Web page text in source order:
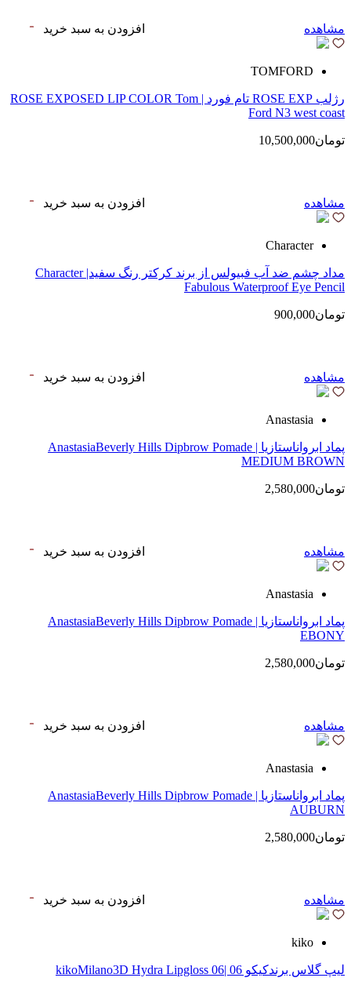
مشاهده افزودن به سبد خرید
TOMFORD
رژلب ROSE EXP تام فورد | ROSE EXPOSED LIP COLOR Tom
Ford N3 west coast
تومان10,500,000
مشاهده افزودن به سبد خرید
Character
مداد چشم ضد آب فبیولس از برند کرکتر رنگ سفید| Character
Fabulous Waterproof Eye Pencil
تومان900,000
مشاهده افزودن به سبد خرید
Anastasia
پماد ابرواناستازیا | AnastasiaBeverly Hills Dipbrow Pomade
MEDIUM BROWN
تومان2,580,000
مشاهده افزودن به سبد خرید
Anastasia
پماد ابرواناستازیا | AnastasiaBeverly Hills Dipbrow Pomade
EBONY
تومان2,580,000
مشاهده افزودن به سبد خرید
Anastasia
پماد ابرواناستازیا | AnastasiaBeverly Hills Dipbrow Pomade
AUBURN
تومان2,580,000
مشاهده افزودن به سبد خرید
kiko
لیپ گلاس‌ برندکیکو 06 |kikoMilano3D Hydra Lipgloss 06